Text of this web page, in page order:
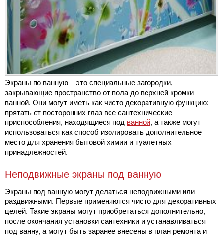
Экраны по ванную – это специальные загородки,
закрывающие пространство от пола до верхней кромки
ванной. Они могут иметь как чисто декоративную функцию:
прятать от посторонних глаз все сантехнические
приспособления, находящиеся под ванной, а также могут
использоваться как способ изолировать дополнительное
место для хранения бытовой химии и туалетных
принадлежностей.
Неподвижные экраны под ванную
Экраны под ванную могут делаться неподвижными или
раздвижными. Первые применяются чисто для декоративных
целей. Такие экраны могут приобретаться дополнительно,
после окончания установки сантехники и устанавливаться
под ванну, а могут быть заранее внесены в план ремонта и